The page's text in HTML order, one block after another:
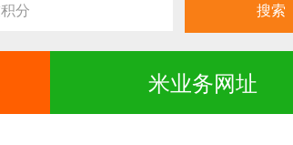
米业务网址